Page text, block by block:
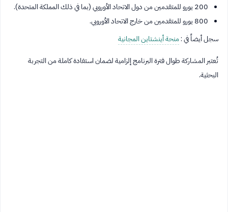
200 يورو للمتقدمين من دول الاتحاد الأوروبي (بما في ذلك المملكة المتحدة).
800 يورو للمتقدمين من خارج الاتحاد الأوروبي.
سجل أيضاً في :منحة أينشتاين المجانية
تُعتبر المشاركة طوال فترة البرنامج إلزامية لضمان استفادة كاملة من التجربة
البحثية.